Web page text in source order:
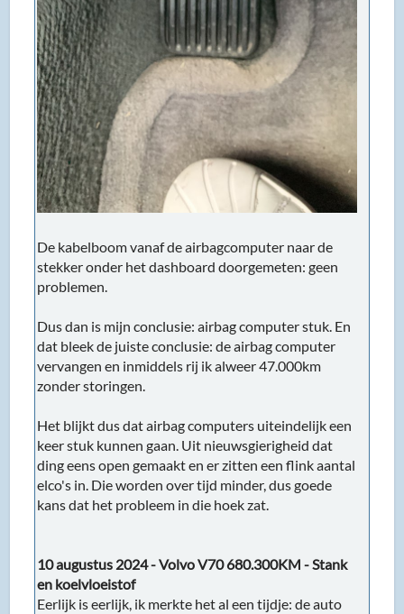
De kabelboom vanaf de airbagcomputer naar de
stekker onder het dashboard doorgemeten: geen
problemen.
Dus dan is mijn conclusie: airbag computer stuk. En
dat bleek de juiste conclusie: de airbag computer
vervangen en inmiddels rij ik alweer 47.000km
zonder storingen.
Het blijkt dus dat airbag computers uiteindelijk een
keer stuk kunnen gaan. Uit nieuwsgierigheid dat
ding eens open gemaakt en er zitten een flink aantal
elco's in. Die worden over tijd minder, dus goede
kans dat het probleem in die hoek zat.
10 augustus 2024 - Volvo V70 680.300KM - Stank
en koelvloeistof
Eerlijk is eerlijk, ik merkte het al een tijdje: de auto